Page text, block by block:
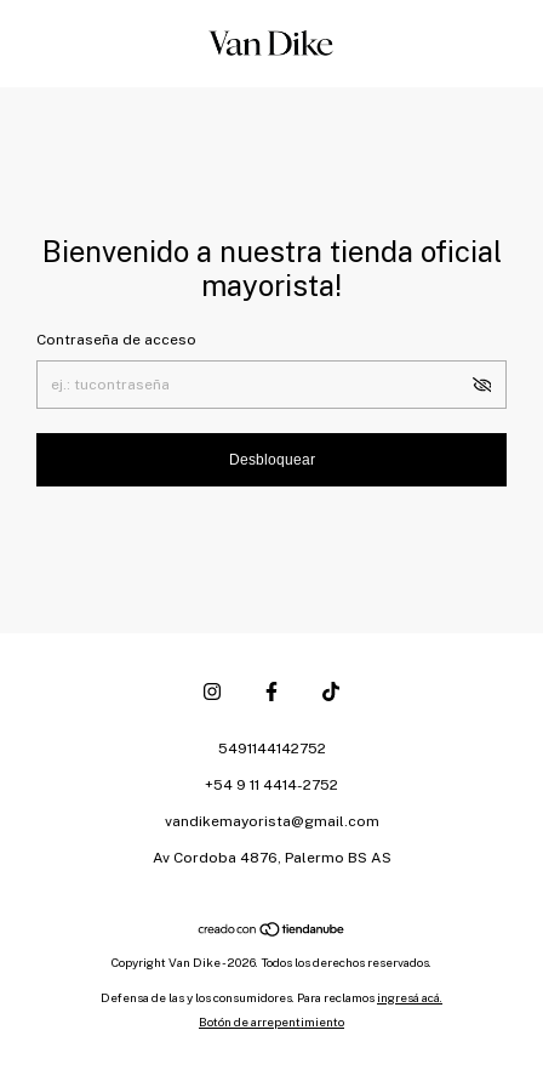
Bienvenido a nuestra tienda oficial
mayorista!
Contraseña de acceso
Desbloquear
5491144142752
+54 9 11 4414-2752
vandikemayorista@gmail.com
Av Cordoba 4876, Palermo BS AS
Copyright Van Dike - 2026. Todos los derechos reservados.
Defensa de las y los consumidores. Para reclamos ingresá acá.
Botón de arrepentimiento